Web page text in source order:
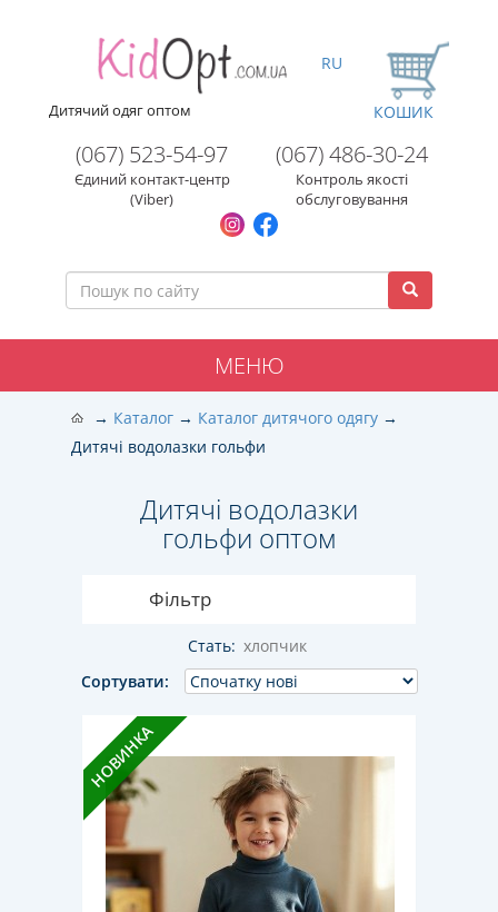
Дитячий одяг оптом
(067) 523-54-97
Єдиний контакт-центр
(Viber)
(067) 486-30-24
Контроль якості
обслуговування
RU
КОШИК
МЕНЮ
Каталог
Каталог дитячого одягу
Дитячі водолазки гольфи
Дитячі водолазки
гольфи оптом
Фільтр
Стать: хлопчик
Сортувати:
НОВИНКА